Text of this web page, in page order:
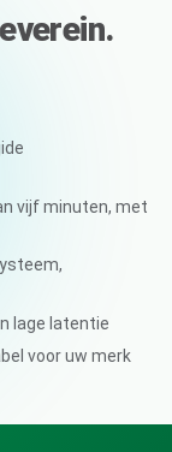
vijf minuten, met
lage latentie
voor uw merk